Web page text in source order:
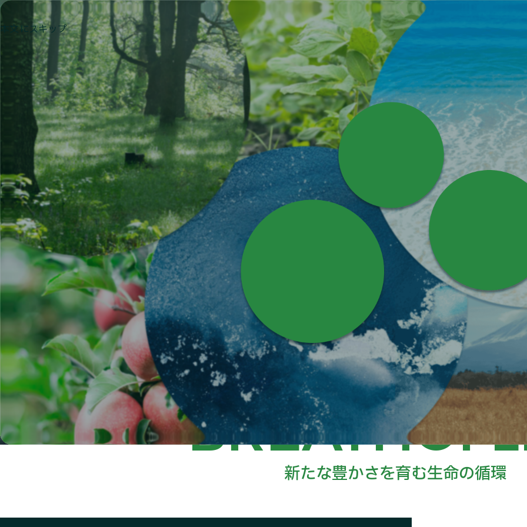
本文にスキップ
SHIP
BREATH OF
SCROLL
TO
EXPLORE
HEALTHCAREFOOD
私たちについて
私たちは、給食委託業務と完全調理済み食品製造を
担う企業として、あらゆる形を持ちながらも、
「型にハマらない食事の提供」
を目指しています。 長年の経験と実績を活かし、
様々な分野のプロフェッショナル集団として
食を通じて人の命を支えること
自然との調和を大切にすること
地球全体の健やかな未来をはぐくむこと
に挑戦を続けていきます。
BREATHOF
新たな豊かさを育む生命の循環